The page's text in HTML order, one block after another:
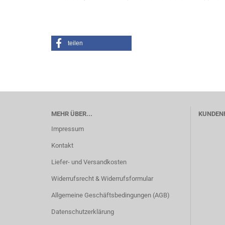
teilen
MEHR ÜBER...
Impressum
Kontakt
Liefer- und Versandkosten
Widerrufsrecht & Widerrufsformular
Allgemeine Geschäftsbedingungen (AGB)
Datenschutzerklärung